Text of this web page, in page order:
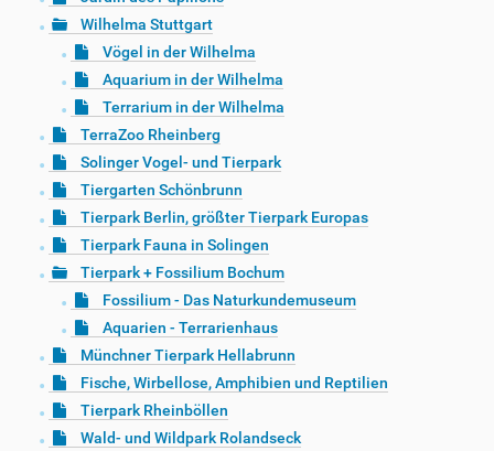
Wilhelma Stuttgart
Vögel in der Wilhelma
Aquarium in der Wilhelma
Terrarium in der Wilhelma
TerraZoo Rheinberg
Solinger Vogel- und Tierpark
Tiergarten Schönbrunn
Tierpark Berlin, größter Tierpark Europas
Tierpark Fauna in Solingen
Tierpark + Fossilium Bochum
Fossilium - Das Naturkundemuseum
Aquarien - Terrarienhaus
Münchner Tierpark Hellabrunn
Fische, Wirbellose, Amphibien und Reptilien
Tierpark Rheinböllen
Wald- und Wildpark Rolandseck